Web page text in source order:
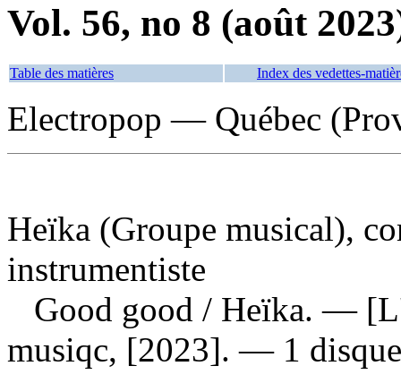
Vol. 56, no 8 (août
Table des matières Index des vedettes-
Electropop — Québec
Heïka (Groupe musical),
instrumentiste
Good good / Heïka. —
musiqc, [2023]. — 1